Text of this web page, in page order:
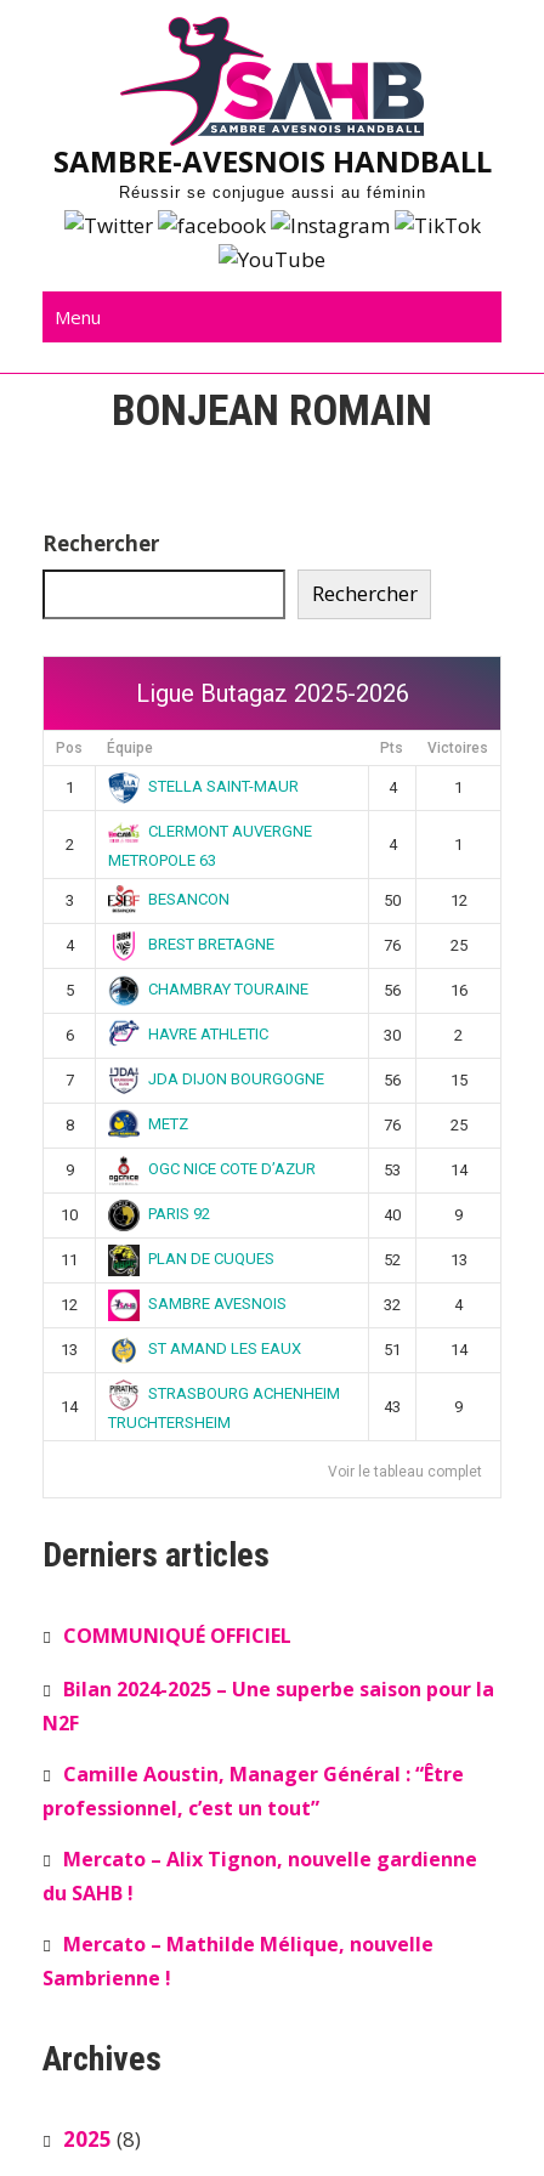
SAMBRE-AVESNOIS HANDBALL
Réussir se conjugue aussi au féminin
Menu
BONJEAN ROMAIN
Rechercher
Rechercher
Ligue Butagaz 2025-2026
Pos Équipe Pts Victoires
1 STELLA SAINT-MAUR 4 1
2
CLERMONT AUVERGNE
METROPOLE 63
4 1
3 BESANCON 50 12
4 BREST BRETAGNE 76 25
5 CHAMBRAY TOURAINE 56 16
6 HAVRE ATHLETIC 30 2
7 JDA DIJON BOURGOGNE 56 15
8 METZ 76 25
9 OGC NICE COTE D’AZUR 53 14
10 PARIS 92 40 9
11 PLAN DE CUQUES 52 13
12 SAMBRE AVESNOIS 32 4
13 ST AMAND LES EAUX 51 14
14
STRASBOURG ACHENHEIM
TRUCHTERSHEIM
43 9
Voir le tableau complet
Derniers articles
COMMUNIQUÉ OFFICIEL
Bilan 2024-2025 – Une superbe saison pour la
N2F
Camille Aoustin, Manager Général : “Être
professionnel, c’est un tout”
Mercato – Alix Tignon, nouvelle gardienne
du SAHB !
Mercato – Mathilde Mélique, nouvelle
Sambrienne !
Archives
2025 (8)